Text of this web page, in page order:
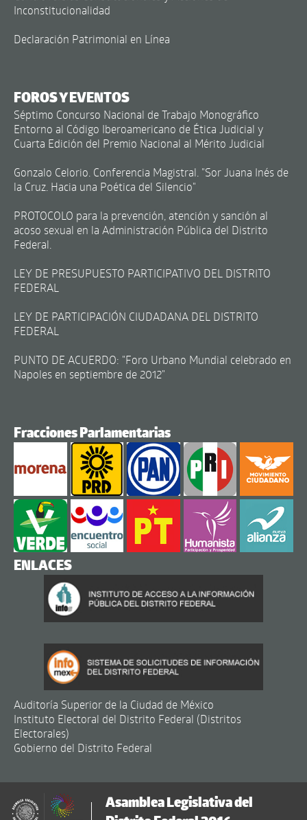
Inconstitucionalidad
Declaración Patrimonial en Línea
FOROS Y EVENTOS
Séptimo Concurso Nacional de Trabajo Monográfico
Entorno al Código Iberoamericano de Ética Judicial y
Cuarta Edición del Premio Nacional al Mérito Judicial
Gonzalo Celorio. Conferencia Magistral. "Sor Juana Inés de
la Cruz. Hacia una Poética del Silencio"
PROTOCOLO para la prevención, atención y sanción al
acoso sexual en la Administración Pública del Distrito
Federal.
LEY DE PRESUPUESTO PARTICIPATIVO DEL DISTRITO
FEDERAL
LEY DE PARTICIPACIÓN CIUDADANA DEL DISTRITO
FEDERAL
PUNTO DE ACUERDO: "Foro Urbano Mundial celebrado en
Napoles en septiembre de 2012"
Fracciones Parlamentarias
ENLACES
Auditoría Superior de la Ciudad de México
Instituto Electoral del Distrito Federal (Distritos
Electorales)
Gobierno del Distrito Federal
Asamblea Legislativa del